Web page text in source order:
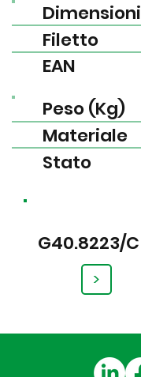
G40.8223/C
>
EAN
Filetto
Dimensioni
Peso (Kg)
Materiale
Stato